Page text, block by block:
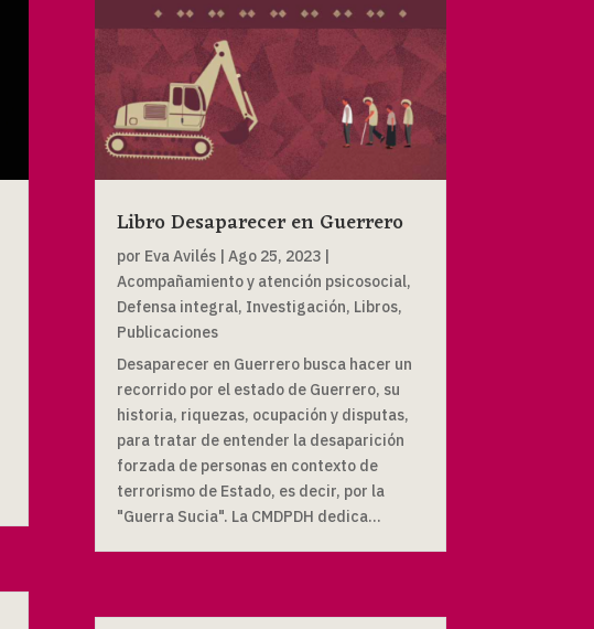
Libro Desaparecer en Guerrero
por Eva Avilés| Ago 25, 2023|
Acompañamiento y atención psicosocial,
Defensa integral, Investigación, Libros,
Publicaciones
Desaparecer en Guerrero busca hacer un
recorrido por el estado de Guerrero, su
historia, riquezas, ocupación y disputas,
para tratar de entender la desaparición
forzada de personas en contexto de
terrorismo de Estado, es decir, por la
"Guerra Sucia". La CMDPDH dedica...